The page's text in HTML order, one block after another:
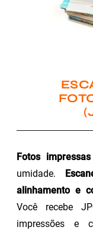
Fotos impressas
umidade.
alinhamento e
Você recebe
impressões e